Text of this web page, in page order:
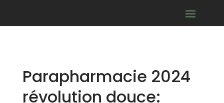
Parapharmacie 2024
révolution douce: